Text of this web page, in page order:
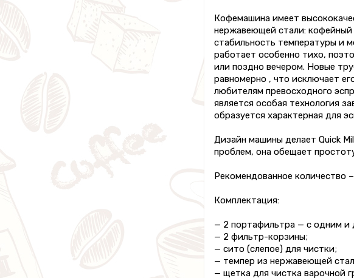
Кофемашина имеет
нержавеющей стали: кофейный
стабильность температуры и
работает особенно тихо,
или поздно вечером. Новые
равномерно , что исключает
любителям превосходного
является особая технология
образуется характерная для
Дизайн машины делает Quick
проблем, она обещает
Рекомендованное количество
Комплектация:
— 2 портафильтра — с одним и
— 2 фильтр-корзины;
— сито (слепое) для чистки;
— темпер из нержавеющей
— щетка для чистка варочной